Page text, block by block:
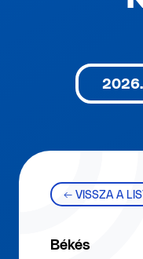
← VISSZA A
Békés